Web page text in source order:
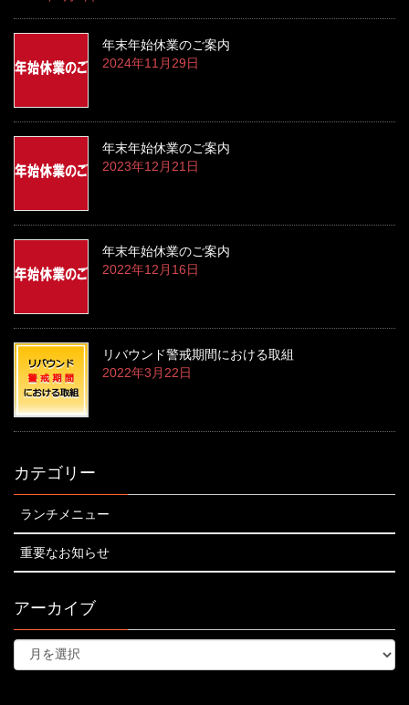
年末年始休業のご案内
2024年11月29日
年末年始休業のご案内
2023年12月21日
年末年始休業のご案内
2022年12月16日
リバウンド警戒期間における取組
2022年3月22日
カテゴリー
ランチメニュー
重要なお知らせ
アーカイブ